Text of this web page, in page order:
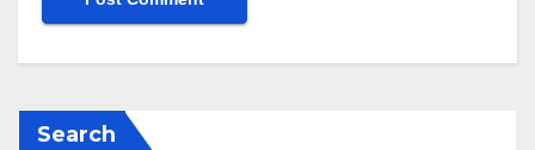
Search